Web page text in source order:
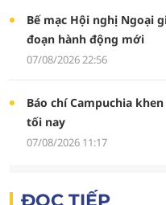
Bế mạc Hội nghị Ngoại
đoạn hành động mới
07/08/2026 22:56
Báo chí Campuchia
tối nay
07/08/2026 11:17
ĐỌC TIẾP